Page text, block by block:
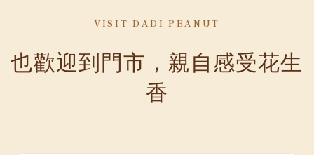
VISIT DADI PEANUT
也歡迎到門市，親自感受花生
香